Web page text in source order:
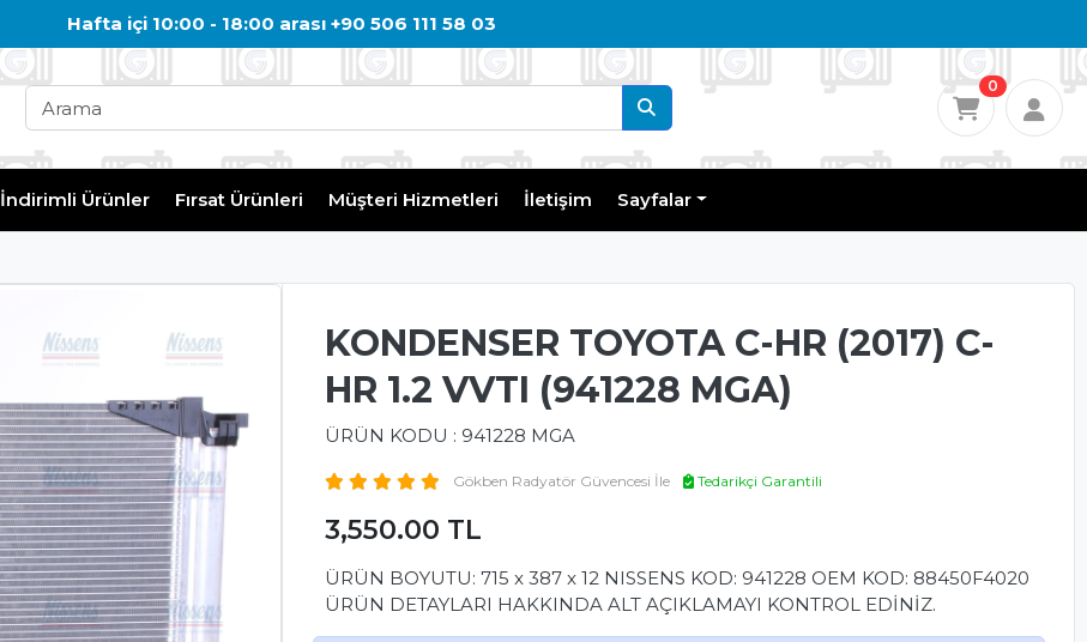
Hafta içi 10:00 - 18:00 arası +90 506 111 58 03
0
İndirimli Ürünler Fırsat Ürünleri Müşteri Hizmetleri İletişim Sayfalar
KONDENSER TOYOTA C-HR (2017) C-
HR 1.2 VVTI (941228 MGA)
ÜRÜN KODU : 941228 MGA
Gökben Radyatör Güvencesi İle Tedarikçi Garantili
3,550.00 TL
ÜRÜN BOYUTU: 715 x 387 x 12 NISSENS KOD: 941228 OEM KOD: 88450F4020
ÜRÜN DETAYLARI HAKKINDA ALT AÇIKLAMAYI KONTROL EDİNİZ.